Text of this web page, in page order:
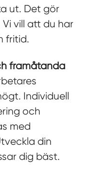
ut. Det gör
vill att du har
fritid.
framåtanda
Individuell
och
med
din
dig bäst.